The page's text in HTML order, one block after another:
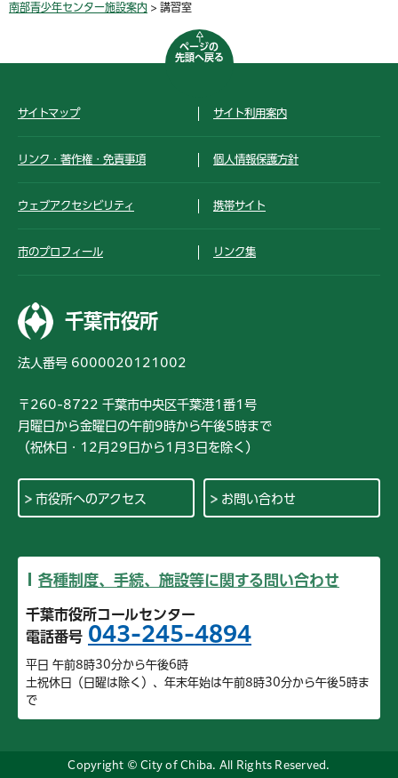
南部青少年センター施設案内 > 講習室
ページの
先頭へ戻る
サイトマップ サイト利用案内
リンク・著作権・免責事項 個人情報保護方針
ウェブアクセシビリティ 携帯サイト
市のプロフィール リンク集
千葉市役所
法人番号 6000020121002
〒260-8722 千葉市中央区千葉港1番1号
月曜日から金曜日の午前9時から午後5時まで
（祝休日・12月29日から1月3日を除く）
市役所へのアクセス お問い合わせ
各種制度、手続、施設等に関する問い合わせ
千葉市役所コールセンター
電話番号 043-245-4894
平日 午前8時30分から午後6時
土祝休日（日曜は除く）、年末年始は午前8時30分から午後5時ま
で
Copyright © City of Chiba. All Rights Reserved.